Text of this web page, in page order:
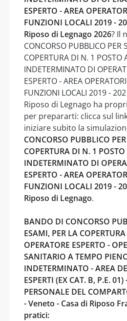
ESPERTO - AREA
FUNZIONI LOCALI 2019 -
Riposo di Legnago 2026? Il
CONCORSO PUBBLICO PER
COPERTURA DI N. 1 POSTO
INDETERMINATO DI
ESPERTO - AREA
FUNZIONI LOCALI 2019 -
Riposo di Legnago ha
per prepararti: clicca sul
iniziare subito la
CONCORSO PUBBLICO
COPERTURA DI N. 1
INDETERMINATO DI
ESPERTO - AREA
FUNZIONI LOCALI 2019 -
Riposo di Legnago.
BANDO DI CONCORSO
ESAMI, PER LA
OPERATORE ESPERTO -
SANITARIO A TEMPO
INDETERMINATO - AREA
ESPERTI (EX CAT. B, P.E.
PERSONALE DEL
- Veneto - Casa di Riposo
pratici: